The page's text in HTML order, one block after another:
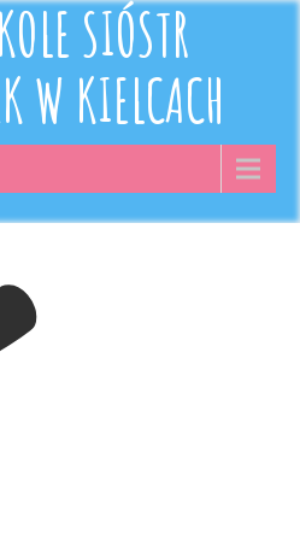
SIÓSTR
W KIELCACH